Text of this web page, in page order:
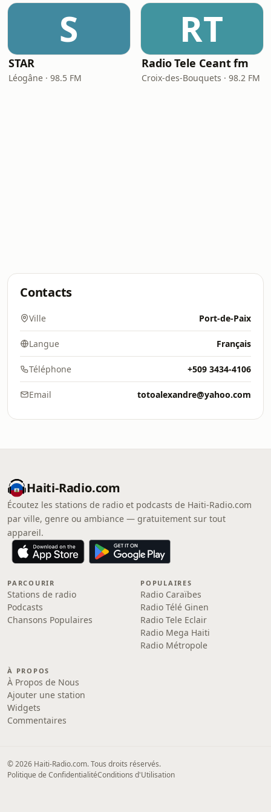
S
STAR
Léogâne · 98.5 FM
RT
Radio Tele Ceant fm
Croix-des-Bouquets · 98.2 FM
Contacts
Ville Port-de-Paix
Langue Français
Téléphone +509 3434-4106
Email totoalexandre@yahoo.com
Haiti-Radio.com
Écoutez les stations de radio et podcasts de Haiti-Radio.com
par ville, genre ou ambiance — gratuitement sur tout
appareil.
PARCOURIR
Stations de radio
Podcasts
Chansons Populaires
POPULAIRES
Radio Caraïbes
Radio Télé Ginen
Radio Tele Eclair
Radio Mega Haiti
Radio Métropole
À PROPOS
À Propos de Nous
Ajouter une station
Widgets
Commentaires
© 2026 Haiti-Radio.com. Tous droits réservés.
Politique de ConfidentialitéConditions d'Utilisation